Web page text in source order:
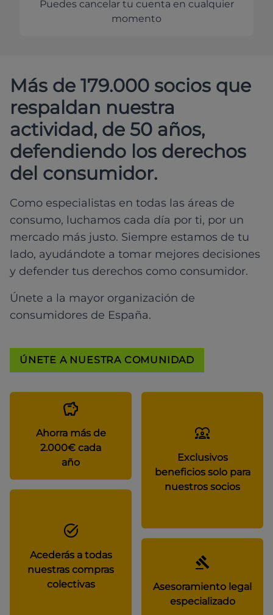
Puedes cancelar tu cuenta en cualquier
momento
Más de 179.000 socios que
respaldan nuestra
actividad, de 50 años,
defendiendo los derechos
del consumidor.
Como especialistas en todas las áreas de
consumo, luchamos cada día por ti, por un
mercado más justo. Siempre estamos de tu
lado, ayudándote a tomar mejores decisiones
y defender tus derechos como consumidor.
Únete a la mayor organización de
consumidores de España.
ÚNETE A NUESTRA COMUNIDAD
Ahorra más de
2.000€ cada
año
Exclusivos
beneficios solo para
nuestros socios
Acederás a todas
nuestras compras
colectivas
Asesoramiento legal
especializado